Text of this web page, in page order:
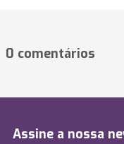
0 comentários
Assine a nossa